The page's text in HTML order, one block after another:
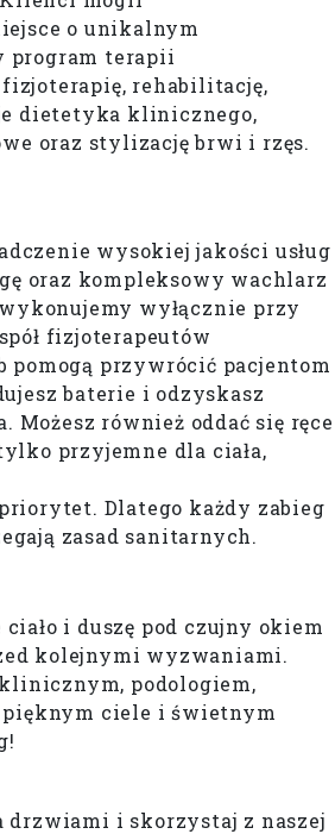
o unikalnym
program terapii
fizjoterapię, rehabilitację,
dietetyka klinicznego,
oraz stylizację brwi i rzęs.
wysokiej jakości usług
oraz kompleksowy wachlarz
wyłącznie przy
fizjoterapeutów
przywrócić pacjentom
baterie i odzyskasz
również oddać się ręce
przyjemne dla ciała,
Dlatego każdy zabieg
zasad sanitarnych.
i duszę pod czujny okiem
kolejnymi wyzwaniami.
podologiem,
ciele i świetnym
drzwiami i skorzystaj z naszej